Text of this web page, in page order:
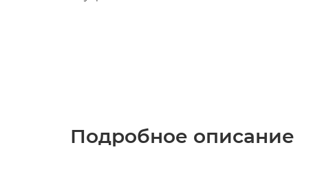
Подробное описание